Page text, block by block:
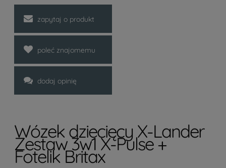
zapytaj o produkt
poleć znajomemu
dodaj opinię
Wózek dziecięcy X-Lander
Zestaw 3w1 X-Pulse +
Fotelik Britax